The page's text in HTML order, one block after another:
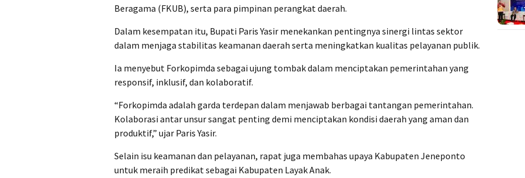
Beragama (FKUB), serta para pimpinan perangkat daerah.
Dalam kesempatan itu, Bupati Paris Yasir menekankan pentingnya sinergi lintas sektor
dalam menjaga stabilitas keamanan daerah serta meningkatkan kualitas pelayanan publik.
Ia menyebut Forkopimda sebagai ujung tombak dalam menciptakan pemerintahan yang
responsif, inklusif, dan kolaboratif.
“Forkopimda adalah garda terdepan dalam menjawab berbagai tantangan pemerintahan.
Kolaborasi antar unsur sangat penting demi menciptakan kondisi daerah yang aman dan
produktif,” ujar Paris Yasir.
Selain isu keamanan dan pelayanan, rapat juga membahas upaya Kabupaten Jeneponto
untuk meraih predikat sebagai Kabupaten Layak Anak.